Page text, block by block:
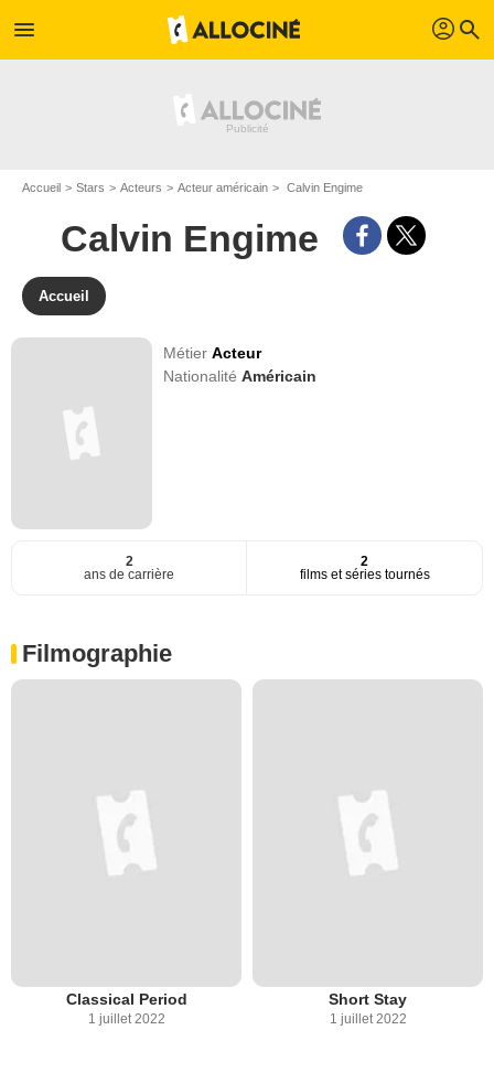
menu profil search
Accueil Stars Acteurs Acteur américain Calvin Engime
Calvin Engime
Accueil
MétierActeur
NationalitéAméricain
2
ans de carrière
2
films et séries tournés
Filmographie
Classical Period
1 juillet 2022
Short Stay
1 juillet 2022